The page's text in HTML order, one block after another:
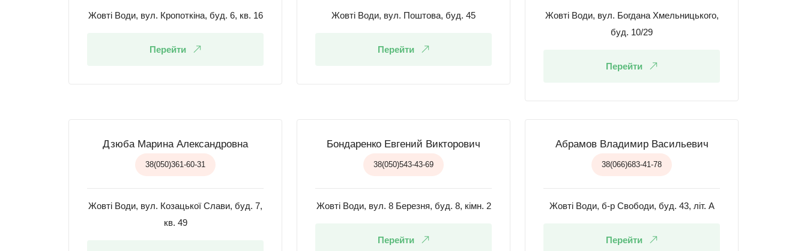
Жовті Води, вул. Кропоткіна, буд. 6, кв. 16
Перейти
Жовті Води, вул. Поштова, буд. 45
Перейти
Жовті Води, вул. Богдана Хмельницького,
буд. 10/29
Перейти
Дзюба Марина Александровна
38(050)361-60-31
Жовті Води, вул. Козацької Слави, буд. 7,
кв. 49
Бондаренко Евгений Викторович
38(050)543-43-69
Жовті Води, вул. 8 Березня, буд. 8, кімн. 2
Перейти
Абрамов Владимир Васильевич
38(066)683-41-78
Жовті Води, б-р Свободи, буд. 43, літ. А
Перейти